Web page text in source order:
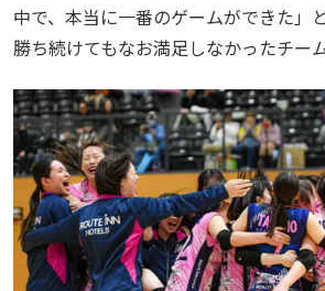
中で、本当に一番のゲームができた」
勝ち続けてもなお満足しなかったチー